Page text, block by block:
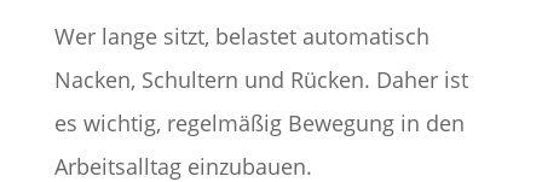
Wer lange sitzt, belastet automatisch
Nacken, Schultern und Rücken. Daher ist
es wichtig, regelmäßig Bewegung in den
Arbeitsalltag einzubauen.